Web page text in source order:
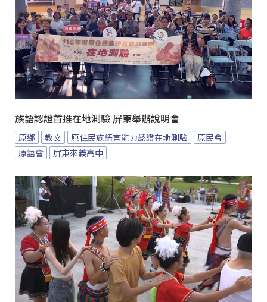
族語認證首推在地測驗 屏東舉辦說明會
原鄉 教文 原住民族語言能力認證在地測驗
原民會
原語會
屏東來義高中